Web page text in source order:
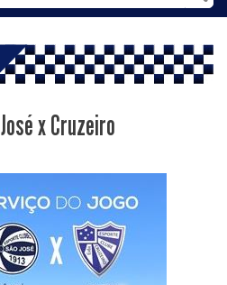
José x Cruzeiro